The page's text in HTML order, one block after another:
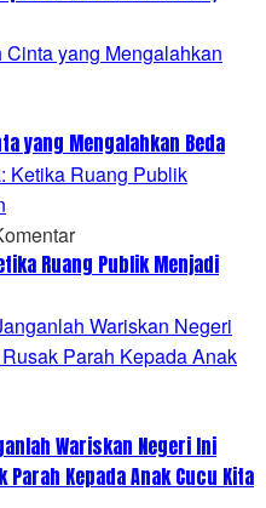
yang Mengalahkan Beda
Ruang Publik Menjadi
Wariskan Negeri Ini
Parah Kepada Anak Cucu Kita